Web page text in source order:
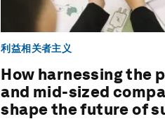
利益相关者主义
How harnessing the
and mid-sized
shape the future of